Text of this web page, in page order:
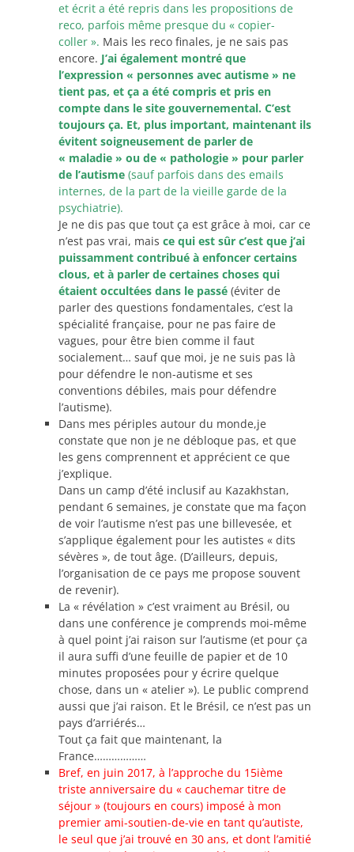
et écrit a été repris dans les propositions de
reco, parfois même presque du « copier-
coller ». Mais les reco finales, je ne sais pas
encore. J’ai également montré que
l’expression « personnes avec autisme » ne
tient pas, et ça a été compris et pris en
compte dans le site gouvernemental. C’est
toujours ça. Et, plus important, maintenant ils
évitent soigneusement de parler de
« maladie » ou de « pathologie » pour parler
de l’autisme (sauf parfois dans des emails
internes, de la part de la vieille garde de la
psychiatrie).
Je ne dis pas que tout ça est grâce à moi, car ce
n’est pas vrai, mais ce qui est sûr c’est que j’ai
puissamment contribué à enfoncer certains
clous, et à parler de certaines choses qui
étaient occultées dans le passé (éviter de
parler des questions fondamentales, c’est la
spécialité française, pour ne pas faire de
vagues, pour être bien comme il faut
socialement… sauf que moi, je ne suis pas là
pour défendre le non-autisme et ses
conventions débiles, mais pour défendre
l’autisme).
Dans mes périples autour du monde,je
constate que non je ne débloque pas, et que
les gens comprennent et apprécient ce que
j’explique.
Dans un camp d’été inclusif au Kazakhstan,
pendant 6 semaines, je constate que ma façon
de voir l’autisme n’est pas une billevesée, et
s’applique également pour les autistes « dits
sévères », de tout âge. (D’ailleurs, depuis,
l’organisation de ce pays me propose souvent
de revenir).
La « révélation » c’est vraiment au Brésil, ou
dans une conférence je comprends moi-même
à quel point j’ai raison sur l’autisme (et pour ça
il aura suffi d’une feuille de papier et de 10
minutes proposées pour y écrire quelque
chose, dans un « atelier »). Le public comprend
aussi que j’ai raison. Et le Brésil, ce n’est pas un
pays d’arriérés…
Tout ça fait que maintenant, la
France………………
Bref, en juin 2017, à l’approche du 15ième
triste anniversaire du « cauchemar titre de
séjour » (toujours en cours) imposé à mon
premier ami-soutien-de-vie en tant qu’autiste,
le seul que j’ai trouvé en 30 ans, et dont l’amitié